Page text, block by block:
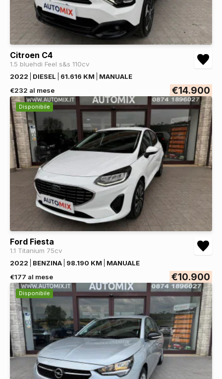
Citroen C4
1.5 bluehdi Feel s&s 110cv
2022
DIESEL 61.616 KM
MANUALE
€232 al mese
€14.900
Disponibile
Ford Fiesta
1.1 Titanium 75cv
2022
BENZINA 98.190 KM
MANUALE
€177 al mese
€10.900
Disponibile